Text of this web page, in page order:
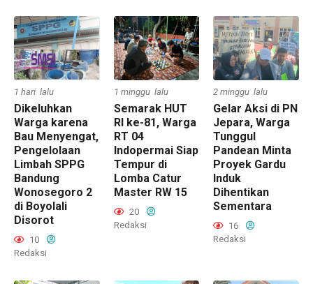
1 hari lalu
Dikeluhkan
Warga karena
Bau Menyengat,
Pengelolaan
Limbah SPPG
Bandung
Wonosegoro 2
di Boyolali
Disorot
10
Redaksi
1 minggu lalu
Semarak HUT
RI ke-81, Warga
RT 04
Indopermai Siap
Tempur di
Lomba Catur
Master RW 15
20
Redaksi
2 minggu lalu
Gelar Aksi di PN
Jepara, Warga
Tunggul
Pandean Minta
Proyek Gardu
Induk
Dihentikan
Sementara
16
Redaksi